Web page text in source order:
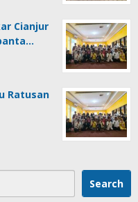
Cianjur
Ratusan
Search